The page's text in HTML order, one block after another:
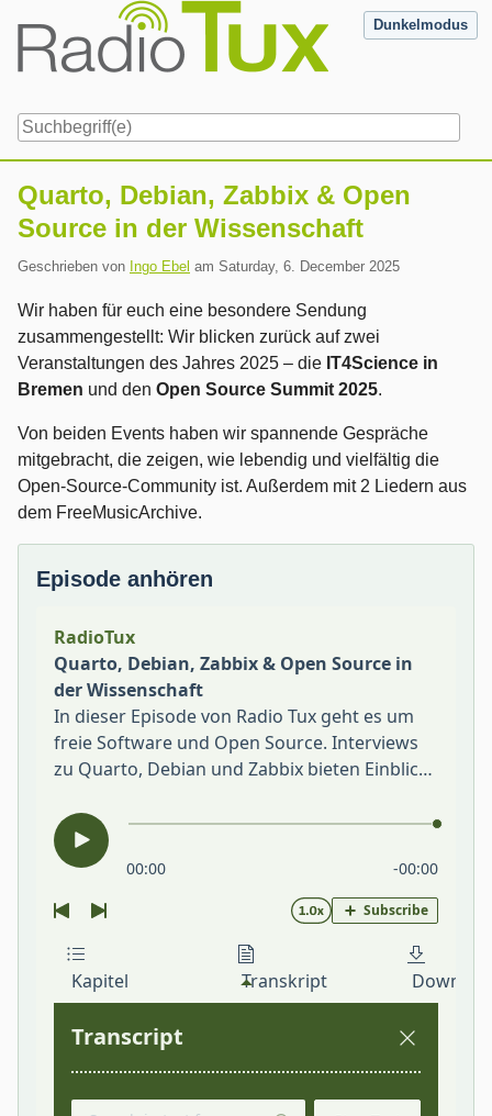
content
Dunkelmodus
Quarto, Debian, Zabbix & Open
Source in der Wissenschaft
Geschrieben von Ingo Ebel am Saturday, 6. December 2025
Wir haben für euch eine besondere Sendung
zusammengestellt: Wir blicken zurück auf zwei
Veranstaltungen des Jahres 2025 – die IT4Science in
Bremen und den Open Source Summit 2025.
Von beiden Events haben wir spannende Gespräche
mitgebracht, die zeigen, wie lebendig und vielfältig die
Open-Source-Community ist. Außerdem mit 2 Liedern aus
dem FreeMusicArchive.
Episode anhören